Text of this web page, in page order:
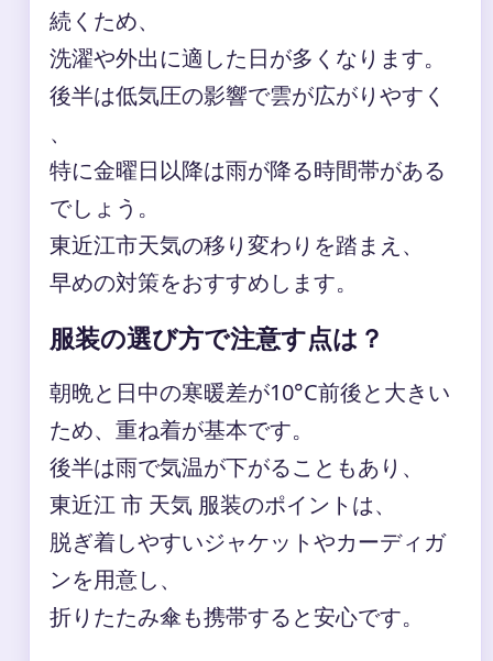
続くため、
洗濯や外出に適した日が多くなります。
後半は低気圧の影響で雲が広がりやすく
、
特に金曜日以降は雨が降る時間帯がある
でしょう。
東近江市天気の移り変わりを踏まえ、
早めの対策をおすすめします。
服装の選び方で注意す点は？
朝晩と日中の寒暖差が10°C前後と大きい
ため、重ね着が基本です。
後半は雨で気温が下がることもあり、
東近江 市 天気 服装のポイントは、
脱ぎ着しやすいジャケットやカーディガ
ンを用意し、
折りたたみ傘も携帯すると安心です。